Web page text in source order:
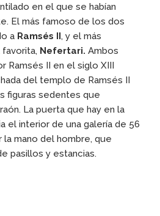
en el que se habían
El más famoso de los dos
a Ramsés II, y el más
Nefertari. Ambos
Ramsés II en el siglo XIII
del templo de Ramsés II
figuras sedentes que
La puerta que hay en la
el interior de una galería de 56
la mano del hombre, que
pasillos y estancias.